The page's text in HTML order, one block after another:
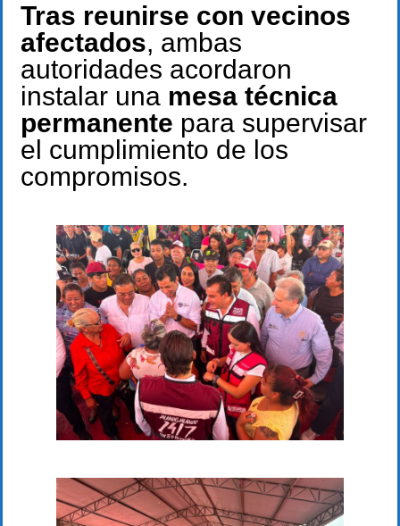
Tras reunirse con vecinos
afectados, ambas
autoridades acordaron
instalar una mesa técnica
permanente para supervisar
el cumplimiento de los
compromisos.